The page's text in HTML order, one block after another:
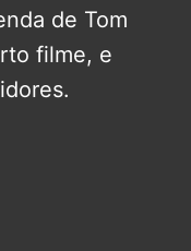
de Tom
filme, e